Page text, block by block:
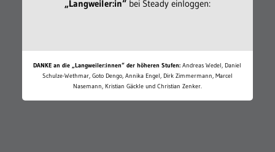
„Langweiler:in“bei Steady einloggen:
DANKE an die „Langweiler:innen“ der höheren Stufen: Andreas Wedel, Daniel
Schulze-Wethmar, Goto Dengo, Annika Engel, Dirk Zimmermann, Marcel
Nasemann, Kristian Gäckle und Christian Zenker.